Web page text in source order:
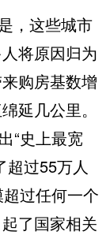
，这些城市
将原因归为
购房基数增
延几公里。
“史上最宽
超过55万人
过任何一个
了国家相关